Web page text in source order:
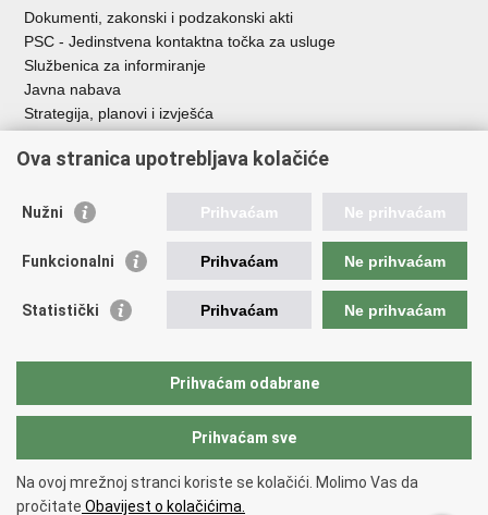
Dokumenti, zakonski i podzakonski akti
PSC - Jedinstvena kontaktna točka za usluge
Službenica za informiranje
Javna nabava
Strategija, planovi i izvješća
Korisne poveznice
Vlada RH
ASOO
CARNET
Copyright © 2026 Ministarstvo znanosti, obrazovanja i mladih.
Ova stranica upotrebljava kolačiće
Nužni Prihvaćam Ne prihvaćam
Funkcionalni Prihvaćam Ne prihvaćam
Statistički Prihvaćam Ne prihvaćam
Prihvaćam odabrane
Prihvaćam sve
Na ovoj mrežnoj stranci koriste se kolačići. Molimo Vas da
pročitate Obavijest o kolačićima.